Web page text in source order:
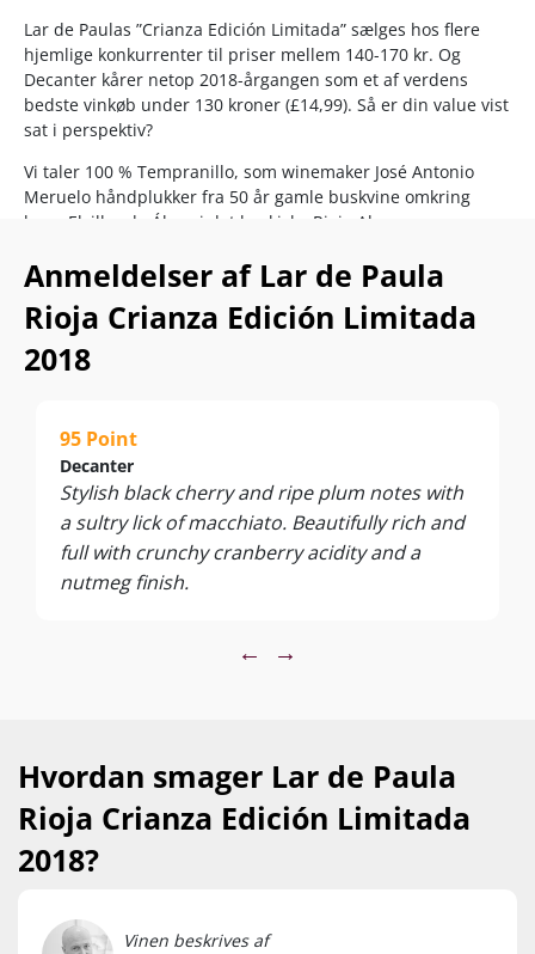
Lar de Paulas ”Crianza Edición Limitada” sælges hos flere
hjemlige konkurrenter til priser mellem 140-170 kr. Og
Decanter kårer netop 2018-årgangen som et af verdens
bedste vinkøb under 130 kroner (£14,99). Så er din value vist
sat i perspektiv?
Vi taler 100 % Tempranillo, som winemaker José Antonio
Meruelo håndplukker fra 50 år gamle buskvine omkring
byen Elvillar de Álava i det baskiske Rioja Alavesa.
Vi taler verdensklassedruer fra nogle af Riojas højest
beliggende vinmarker, perfekt beskyttet af Sierra Cantabria-
bjergkæden mod nord.
Vi taler hele 7 års kælderlagring – heraf hele 14 måneder på
Decanters bedømmelse er ikke sat et point for højt, og giver
dig uden tøven Supervins unikke garanti for et Rioja-køb i
verdensklasse!
Nyd den flotte Tempranillo til saftige lammesteaks, rødt
oksekød, vildtretter, kraftige tapas samt lagrede, faste oste
som fx Manchego. Server ved 16-18°C
Anmeldelser af Lar de Paula
Rioja Crianza Edición Limitada
2018
95 Point
Decanter
Stylish black cherry and ripe plum notes with
a sultry lick of macchiato. Beautifully rich and
full with crunchy cranberry acidity and a
nutmeg finish.
← →
Hvordan smager Lar de Paula
Rioja Crianza Edición Limitada
2018?
Vinen beskrives af